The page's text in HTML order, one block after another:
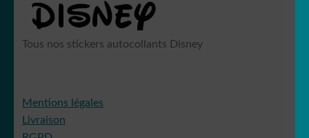
Tous nos stickers autocollants Disney
Mentions légales
Livraison